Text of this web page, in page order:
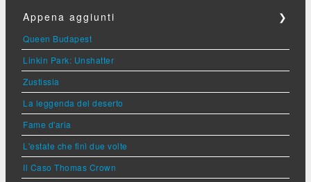
Appena aggiunti ❯
Queen Budapest
Linkin Park: Unshatter
Zustissia
La leggenda del deserto
Fame d'aria
L'estate che finì due volte
Il Caso Thomas Crown